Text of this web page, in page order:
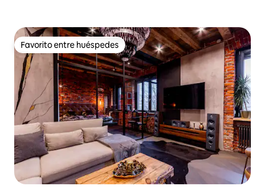
Favorito entre huéspedes
Favorito entre huéspedes